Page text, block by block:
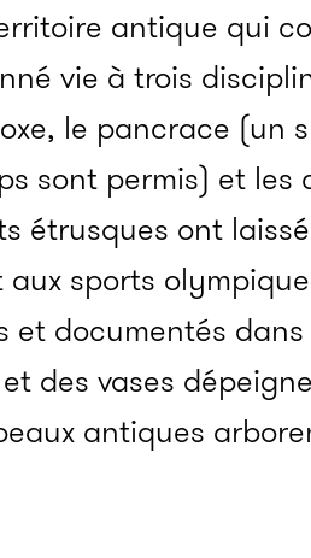
antique qui
vie à trois
le pancrace (un
sont permis) et les
étrusques ont
sports
documentés dans
des vases
antiques